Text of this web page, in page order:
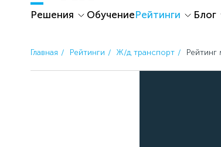
Решения ОбучениеРейтинги Блог
Главная Рейтинги Ж/д транспорт